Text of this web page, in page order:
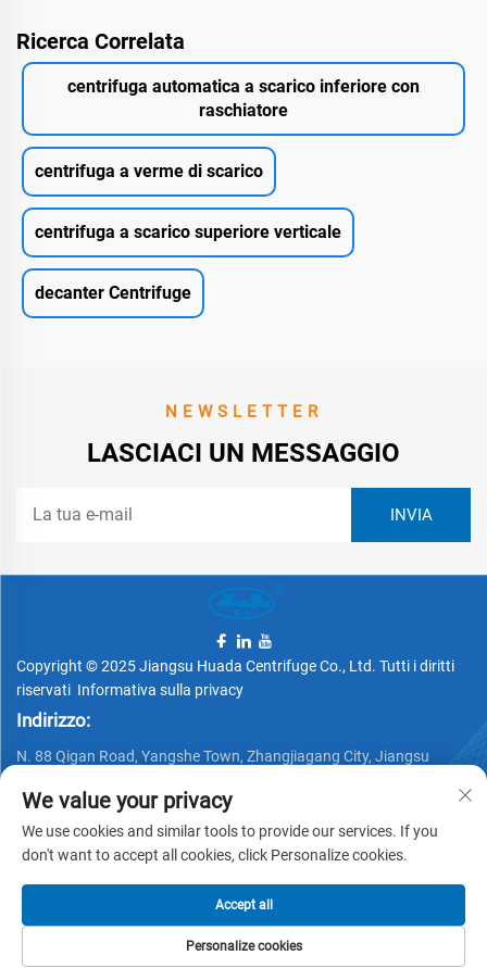
Ricerca Correlata
centrifuga automatica a scarico inferiore con
raschiatore
centrifuga a verme di scarico
centrifuga a scarico superiore verticale
decanter Centrifuge
NEWSLETTER
LASCIACI UN MESSAGGIO
Copyright © 2025 Jiangsu Huada Centrifuge Co., Ltd. Tutti i diritti
riservati Informativa sulla privacy
Indirizzo:
N. 88 Qigan Road, Yangshe Town, Zhangjiagang City, Jiangsu
Telefono:
+86 15162337620
Email:
[email protected]
We value your privacy
We use cookies and similar tools to provide our services. If you
don't want to accept all cookies, click Personalize cookies.
Personalize cookies
Accept all